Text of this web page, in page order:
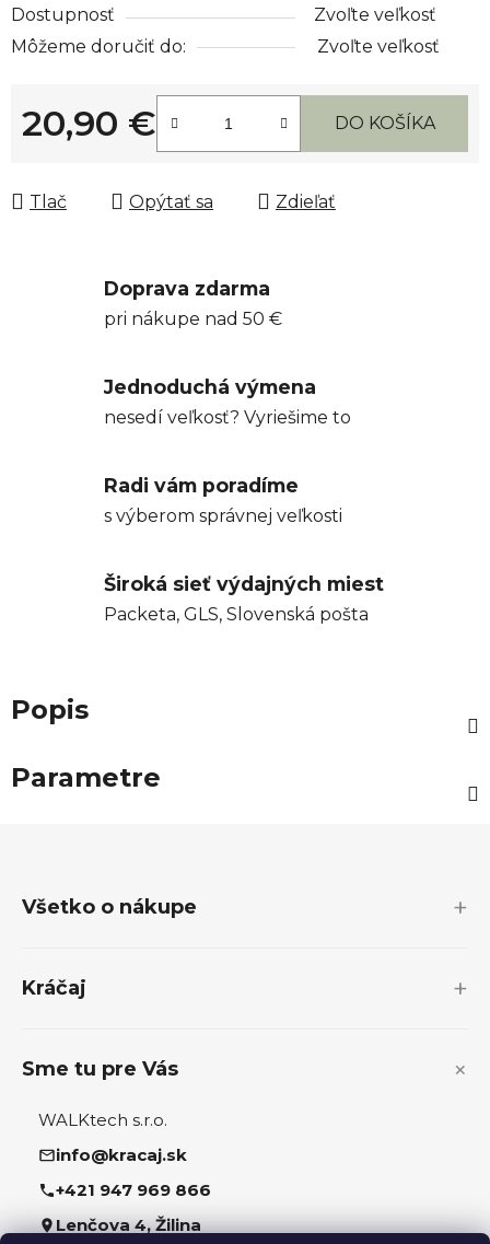
Dostupnosť
Zvoľte veľkosť
Môžeme doručiť do:
Zvoľte veľkosť
20,90 €
Jednotková cena:
DO KOŠÍKA
Tlač Opýtať sa Zdieľať
Doprava zdarma
pri nákupe nad 50 €
Jednoduchá výmena
nesedí veľkosť? Vyriešime to
Radi vám poradíme
s výberom správnej veľkosti
Široká sieť výdajných miest
Packeta, GLS, Slovenská pošta
Popis
Parametre
Všetko o nákupe
Kráčaj
Sme tu pre Vás
WALKtech s.r.o.
info@kracaj.sk
+421 947 969 866
Lenčova 4, Žilina